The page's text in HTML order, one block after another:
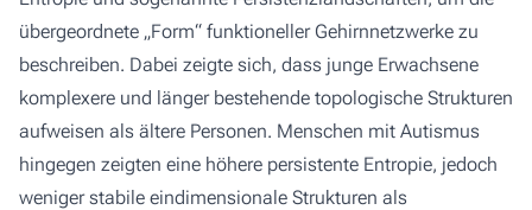
übergeordnete „Form“ funktioneller Gehirnnetzwerke zu
beschreiben. Dabei zeigte sich, dass junge Erwachsene
komplexere und länger bestehende topologische Strukturen
aufweisen als ältere Personen. Menschen mit Autismus
hingegen zeigten eine höhere persistente Entropie, jedoch
weniger stabile eindimensionale Strukturen als